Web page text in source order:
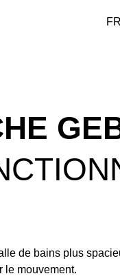
FR
de bains plus
le mouvement.